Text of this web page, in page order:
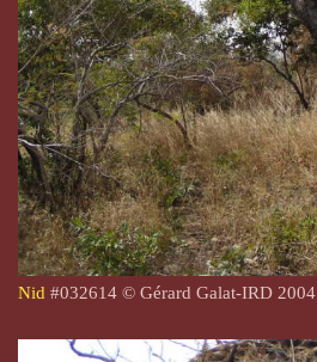
Nid #032614 © Gérard Galat-IRD 2004